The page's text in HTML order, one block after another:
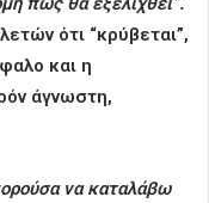
ότι “κρύβεται”,
και η
άγνωστη,
να καταλάβω